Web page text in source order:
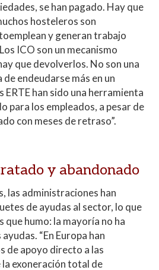
se han pagado. Hay que
hosteleros son
y generan trabajo
ICO son un mecanismo
que devolverlos. No son una
endeudarse más en un
han sido una herramienta
para los empleados, a pesar de
con meses de retraso”.
y abandonado
las administraciones han
de ayudas al sector, lo que
que humo: la mayoría no ha
“En Europa han
de apoyo directo a las
la exoneración total de